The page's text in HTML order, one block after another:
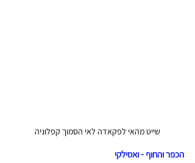
שייט מהאי לפקאדה לאי הסמוך קפלוניה
הכפר והחוף - ואסילקי